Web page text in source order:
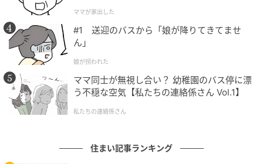
この時点で、資金バランスはすでに崩れ始めていまし
た。
10年後、修繕できない家になった
購入から10年後、問題が表面化します。外壁や設備の
ママが家出した
#1 送迎のバスから「娘が降りてきてませ
ん」
娘が拐われた
ママ同士が無視し合い？ 幼稚園のバス停に漂
う不穏な空気【私たちの連絡係さん Vol.1】
私たちの連絡係さん
住まい記事ランキング